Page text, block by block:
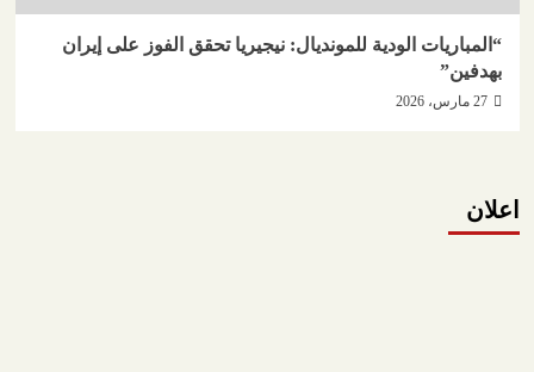
“المباريات الودية للمونديال: نيجيريا تحقق الفوز على إيران
بهدفين”
27 مارس، 2026
اعلان